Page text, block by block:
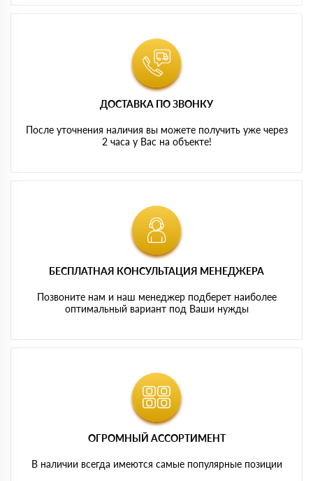
ДОСТАВКА ПО ЗВОНКУ
После уточнения наличия вы можете получить уже через
2 часа у Вас на объекте!
БЕСПЛАТНАЯ КОНСУЛЬТАЦИЯ МЕНЕДЖЕРА
Позвоните нам и наш менеджер подберет наиболее
оптимальный вариант под Ваши нужды
ОГРОМНЫЙ АССОРТИМЕНТ
В наличии всегда имеются самые популярные позиции